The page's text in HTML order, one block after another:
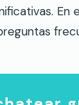
En